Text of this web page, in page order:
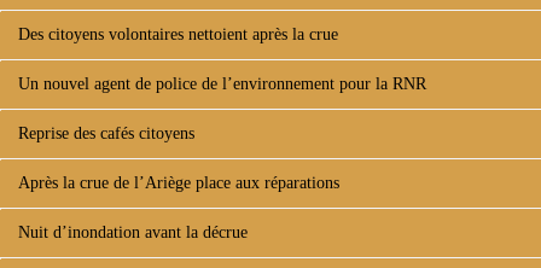
Des citoyens volontaires nettoient après la crue
Un nouvel agent de police de l’environnement pour la RNR
Reprise des cafés citoyens
Après la crue de l’Ariège place aux réparations
Nuit d’inondation avant la décrue